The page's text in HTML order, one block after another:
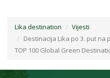
Lika destination
Vijesti
Destinacija Lika po 3. put
TOP 100 Global Green